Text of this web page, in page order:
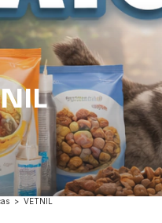
> VETNIL